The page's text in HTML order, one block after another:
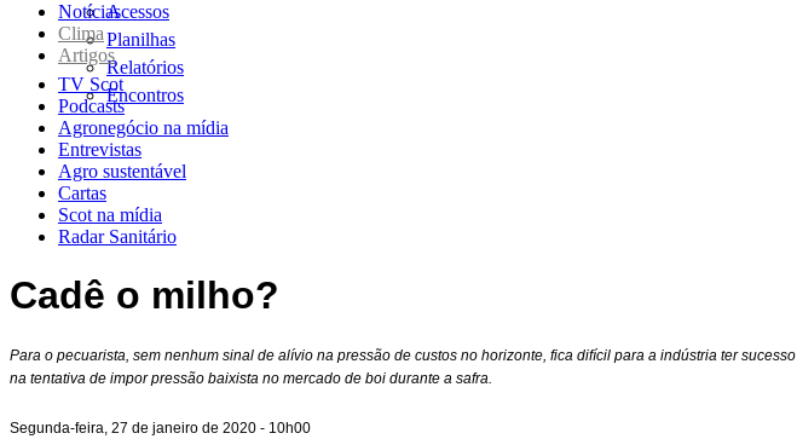
Acessos
Planilhas
Relatórios
Encontros
Notícias
Clima
Artigos
TV Scot
Podcasts
Agronegócio na mídia
Entrevistas
Agro sustentável
Cartas
Scot na mídia
Radar Sanitário
Cadê o milho?
Para o pecuarista, sem nenhum sinal de alívio na pressão de custos no horizonte, fica difícil para a indústria ter sucesso
na tentativa de impor pressão baixista no mercado de boi durante a safra.
Segunda-feira, 27 de janeiro de 2020 - 10h00